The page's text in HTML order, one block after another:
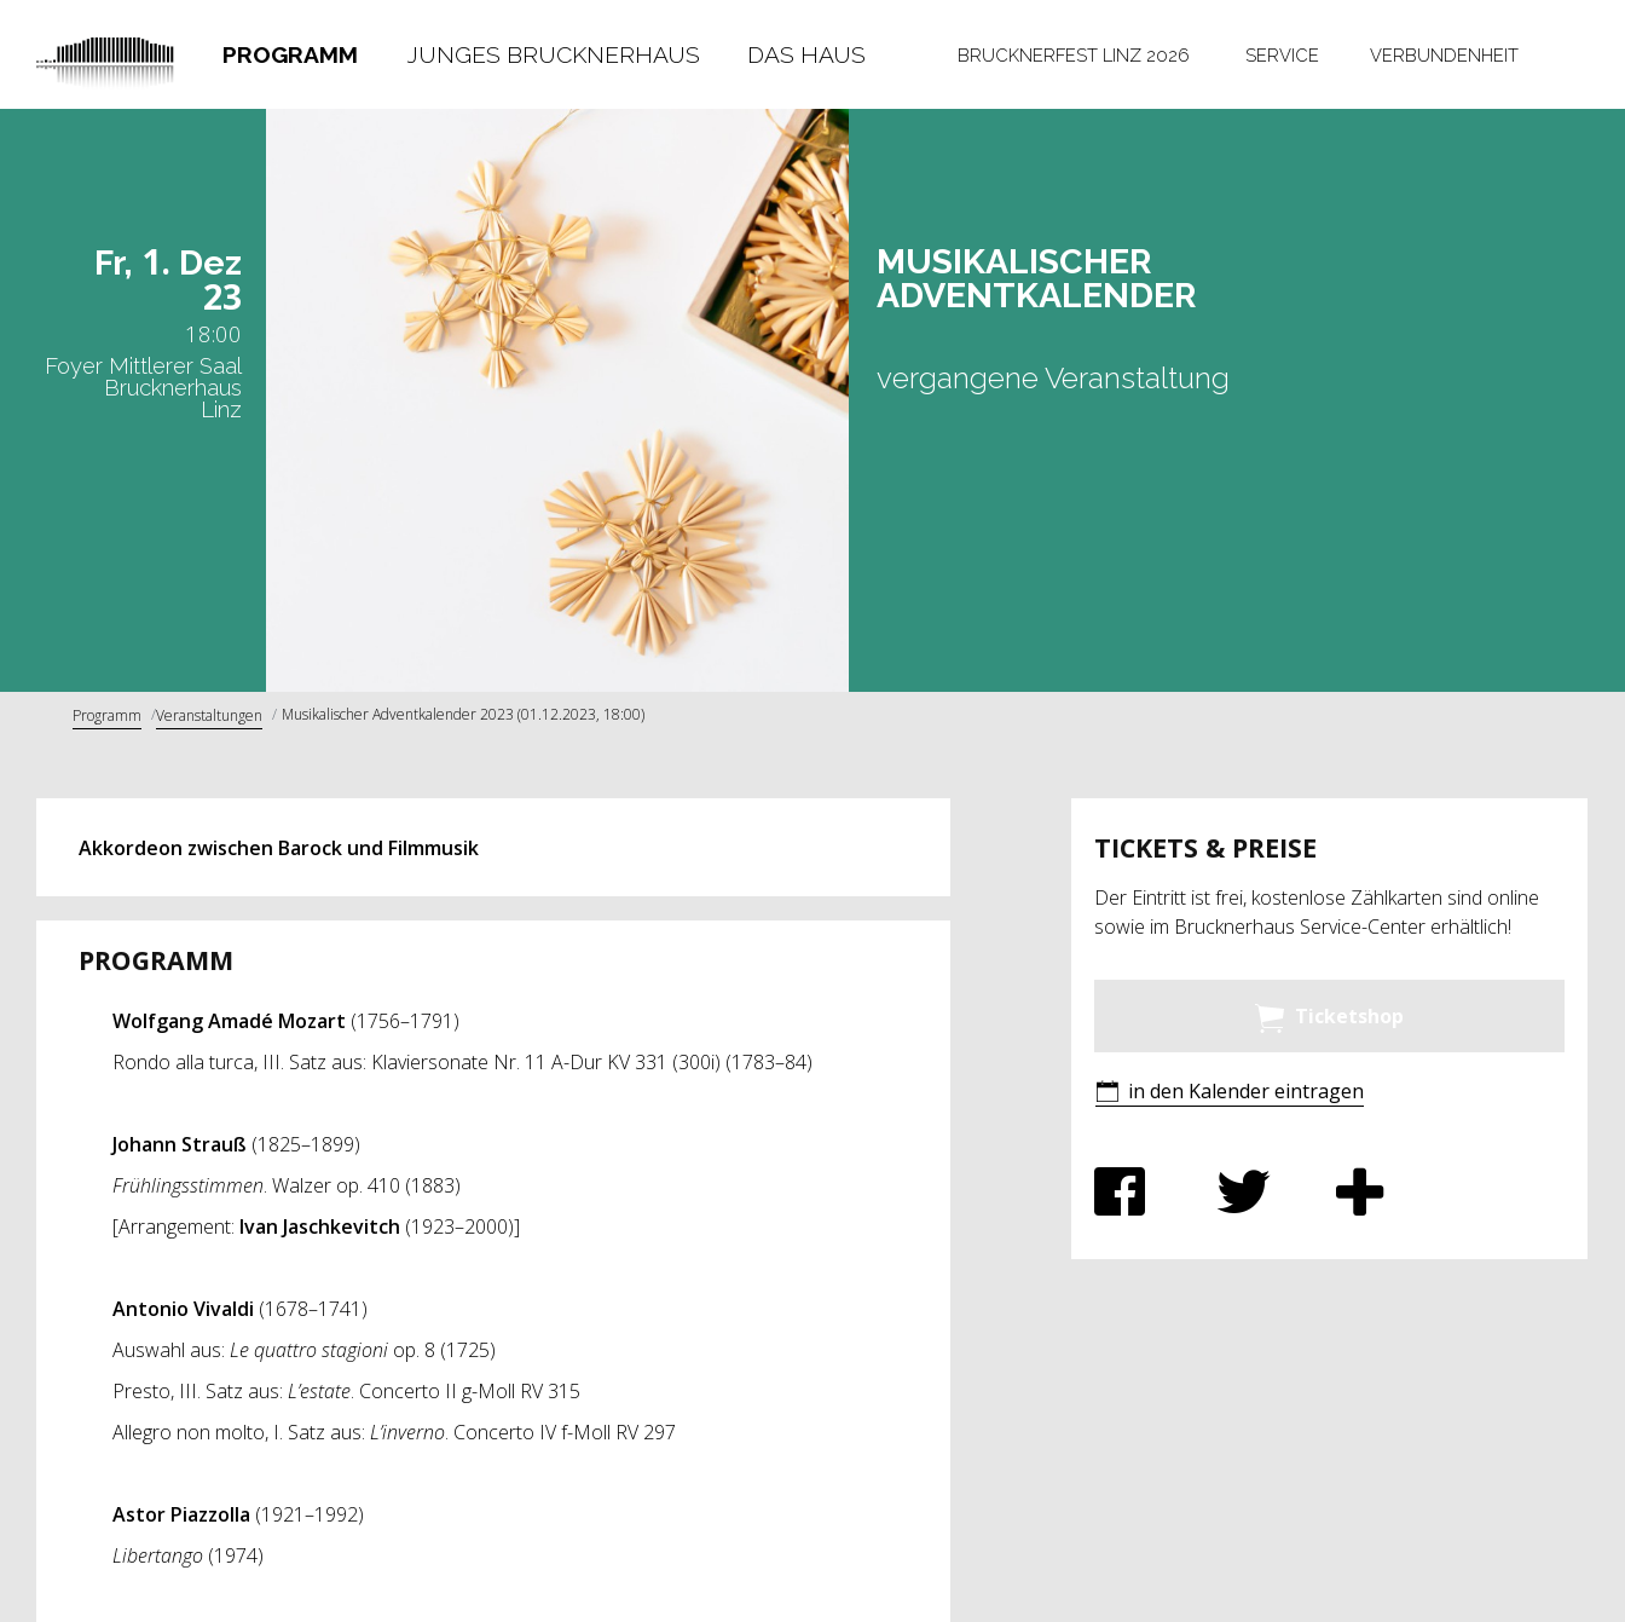
PROGRAMM JUNGES BRUCKNERHAUS DAS HAUS BRUCKNERFEST LINZ 2026 SERVICE VERBUNDENHEIT
Fr, 1. Dez
23
18:00
Foyer Mittlerer Saal
Brucknerhaus
Linz
MU­SI­KA­LI­SCHER
AD­VENT­KA­LEN­DER
vergangene Veranstaltung
Programm Veranstaltungen Musikalischer Adventkalender 2023 (01.12.2023, 18:00)
Akkordeon zwischen Barock und Filmmusik
PROGRAMM
Wolfgang Amadé Mozart (1756–1791)
Rondo alla turca, III. Satz aus: Klaviersonate Nr. 11 A-Dur KV 331 (300i) (1783–84)
Johann Strauß (1825–1899)
Frühlingsstimmen. Walzer op. 410 (1883)
[Arrangement: Ivan Jaschkevitch (1923–2000)]
Antonio Vivaldi (1678–1741)
Auswahl aus: Le quattro stagioniop. 8 (1725)
Presto, III. Satz aus: L’estate. Concerto II g-Moll RV 315
Allegro non molto, I. Satz aus: L’inverno. Concerto IV f-Moll RV 297
Astor Piazzolla (1921–1992)
Libertango(1974)
TICKETS & PREISE
Der Eintritt ist frei, kostenlose Zählkarten sind online
sowie im Brucknerhaus Service-Center erhältlich!
Ticketshop
in den Kalender eintragen